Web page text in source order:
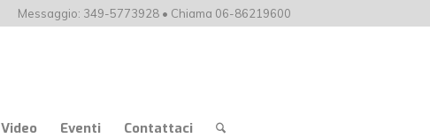
Messaggio: 349-5773928 • Chiama 06-86219600
Video Eventi Contattaci